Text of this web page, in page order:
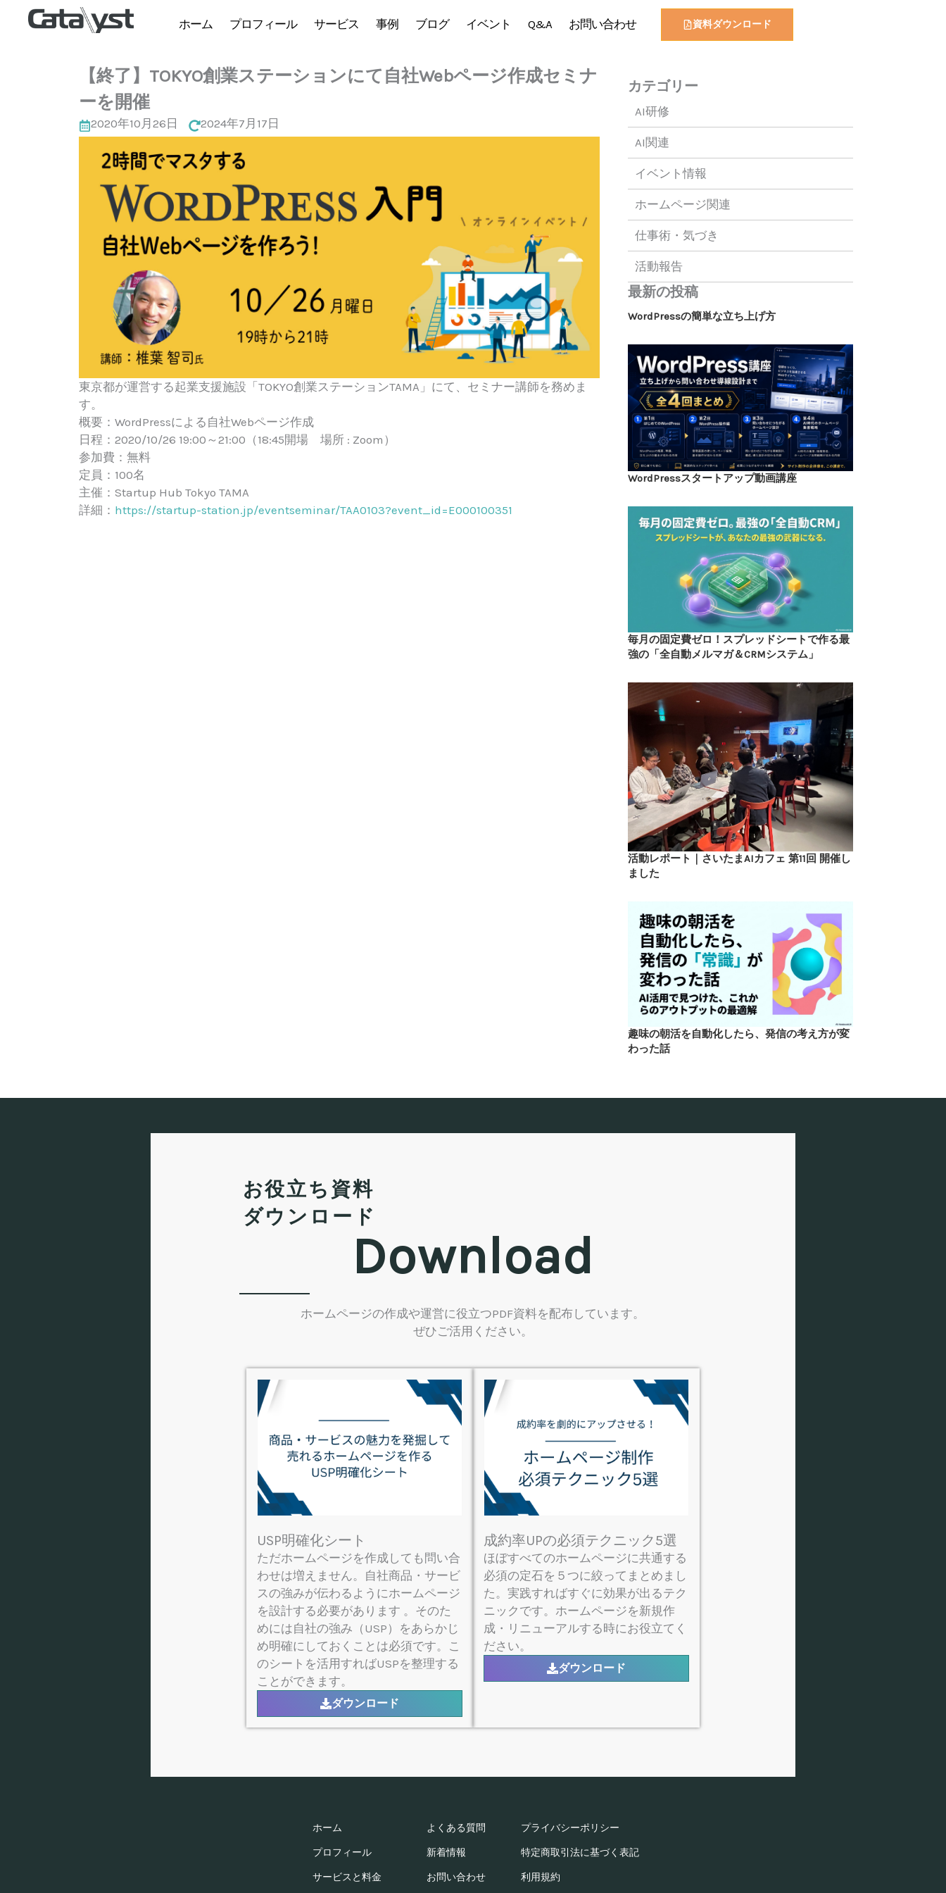
ホーム プロフィール サービス 事例 ブログ イベント Q&A お問い合わせ 資料ダウンロード
【終了】TOKYO創業ステーションにて自社Webページ作成セミナ
ーを開催
2020年10月26日 2024年7月17日
東京都が運営する起業支援施設「TOKYO創業ステーションTAMA」にて、セミナー講師を務めま
す。
概要：WordPressによる自社Webページ作成
日程：2020/10/26 19:00～21:00（18:45開場 場所 : Zoom）
参加費：無料
定員：100名
主催：Startup Hub Tokyo TAMA
詳細： https://startup-station.jp/eventseminar/TAA0103?event_id=E000100351
カテゴリー
AI研修
AI関連
イベント情報
ホームページ関連
仕事術・気づき
活動報告
最新の投稿
WordPressの簡単な立ち上げ方
WordPressスタートアップ動画講座
毎月の固定費ゼロ！スプレッドシートで作る最
強の「全自動メルマガ＆CRMシステム」
活動レポート｜さいたまAIカフェ 第11回 開催し
ました
趣味の朝活を自動化したら、発信の考え方が変
わった話
お役立ち資料
ダウンロード
Download
ホームページの作成や運営に役立つPDF資料を配布しています。
ぜひご活用ください。
USP明確化シート
ただホームページを作成しても問い合
わせは増えません。自社商品・サービ
スの強みが伝わるようにホームページ
を設計する必要があります 。そのた
めには自社の強み（USP）をあらかじ
め明確にしておくことは必須です。こ
のシートを活用すればUSPを整理する
ことができます。
ダウンロード
成約率UPの必須テクニック5選
ほぼすべてのホームページに共通する
必須の定石を５つに絞ってまとめまし
た。実践すればすぐに効果が出るテク
ニックです。ホームページを新規作
成・リニューアルする時にお役立てく
ださい。
ダウンロード
ホーム
プロフィール
サービスと料金
よくある質問
新着情報
お問い合わせ
プライバシーポリシー
特定商取引法に基づく表記​
利用規約​